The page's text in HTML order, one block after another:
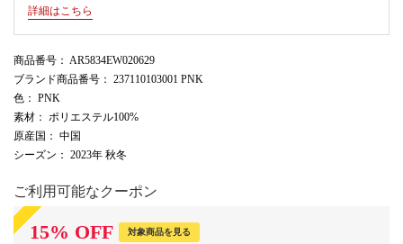
詳細はこちら
商品番号 ： AR5834EW020629
ブランド商品番号 ： 237110103001 PNK
色 ： PNK
素材 ： ポリエステル100%
原産国 ： 中国
シーズン ： 2023年 秋冬
ご利用可能なクーポン
15% OFF 対象商品を見る